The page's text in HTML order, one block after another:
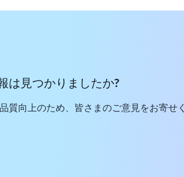
は見つかりましたか?
質向上のため、皆さまのご意見をお寄せく